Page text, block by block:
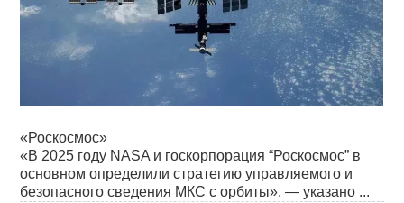
«Роскосмос»
«В 2025 году NASA и госкорпорация “Роскосмос” в
основном определили стратегию управляемого и
безопасного сведения МКС с орбиты», — указано ...